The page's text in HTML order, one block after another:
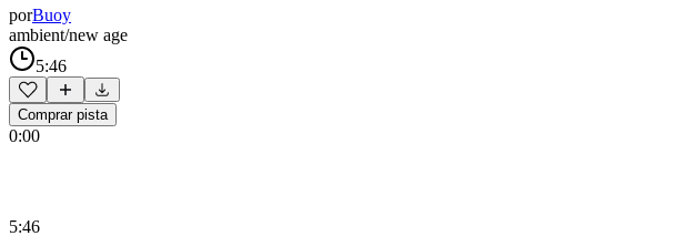
porBuoy
ambient/new age
5:46
Comprar pista
0:00
5:46